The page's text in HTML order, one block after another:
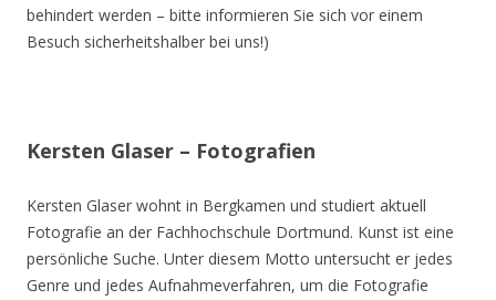
behindert werden – bitte informieren Sie sich vor einem
Besuch sicherheitshalber bei uns!)
Kersten Glaser – Fotografien
Kersten Glaser wohnt in Bergkamen und studiert aktuell
Fotografie an der Fachhochschule Dortmund. Kunst ist eine
persönliche Suche. Unter diesem Motto untersucht er jedes
Genre und jedes Aufnahmeverfahren, um die Fotografie